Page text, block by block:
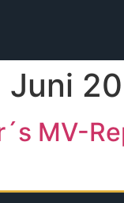
Juni
MV-